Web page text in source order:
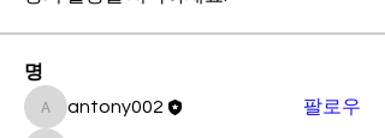
명
antony002
antony002 팔로우